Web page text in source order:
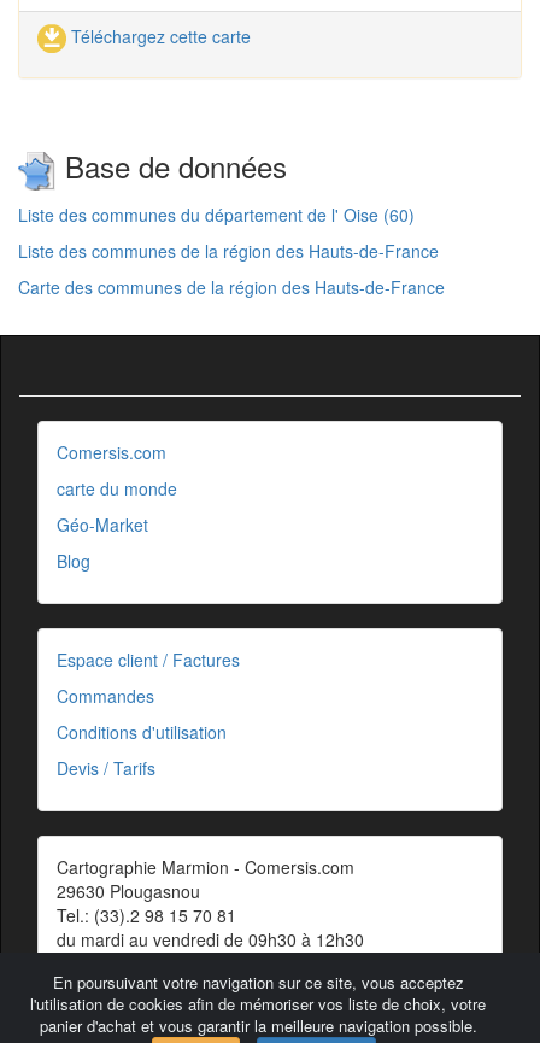
Téléchargez cette carte
Base de données
Liste des communes du département de l' Oise (60)
Liste des communes de la région des Hauts-de-France
Carte des communes de la région des Hauts-de-France
En poursuivant votre navigation sur ce site, vous acceptez
l'utilisation de cookies afin de mémoriser vos liste de choix, votre
panier d'achat et vous garantir la meilleure navigation possible.
Comersis.com
carte du monde
Géo-Market
Blog
Espace client / Factures
Commandes
Conditions d'utilisation
Devis / Tarifs
Cartographie Marmion - Comersis.com
29630 Plougasnou
Tel.: (33).2 98 15 70 81
du mardi au vendredi de 09h30 à 12h30
Contact